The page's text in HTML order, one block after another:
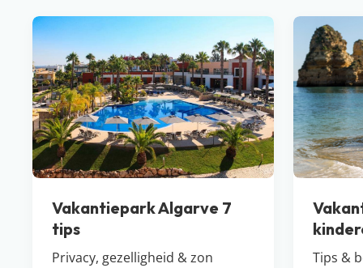
Vakantiepark Algarve 7
tips
Privacy, gezelligheid & zon Tips &